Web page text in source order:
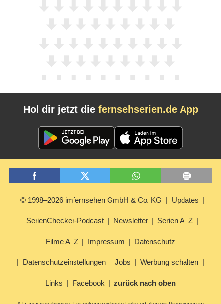
Hol dir jetzt die fernsehserien.de App
© 1998–2026 imfernsehen GmbH & Co. KG Updates
SerienChecker-Podcast Newsletter Serien A–Z
Filme A–Z Impressum Datenschutz
Datenschutzeinstellungen Jobs Werbung schalten
Links Facebook zurück nach oben